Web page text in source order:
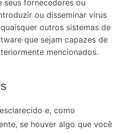
seus fornecedores ou
ou disseminar vírus
outros sistemas de
que sejam capazes de
mencionados.
e, como
se houver algo que você